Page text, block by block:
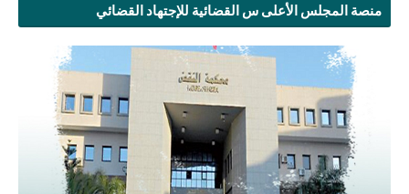
منصة المجلس الأعلى س القضائية للإجتهاد القضائي